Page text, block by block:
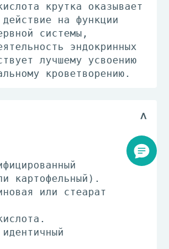
крутка оказывает
действие на функции
системы,
эндокринных
лучшему усвоению
кроветворению.
картофельный).
или стеарат